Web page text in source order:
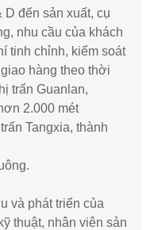
đến sản xuất, cụ
nhu cầu của khách
tinh chỉnh, kiểm soát
hàng theo thời
trấn Guanlan,
2.000 mét
Tangxia, thành
và phát triển của
thuật, nhân viên sản